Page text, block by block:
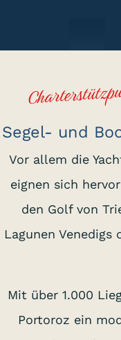
Segel- und
Vor allem die
eignen sich
den Golf von
Lagunen
Mit über 1.000
Portoroz ein